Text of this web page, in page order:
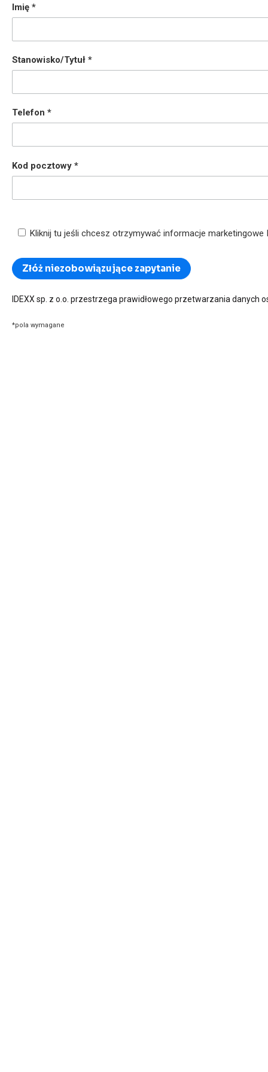
Imię
Stanowisko/Tytuł
Telefon
Kod pocztowy
Kliknij tu jeśli chcesz otrzymywać informacje
IDEXX sp. z o.o. przestrzega prawidłowego przetwarzania danych
*pola wymagane